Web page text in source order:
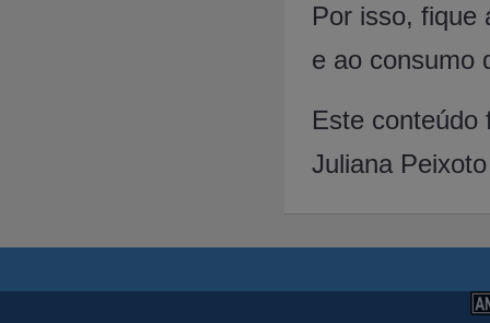
Por isso, fique
e ao consumo
Este conteúdo
Juliana Peixoto